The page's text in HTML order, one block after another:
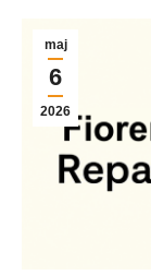
maj
6
2026